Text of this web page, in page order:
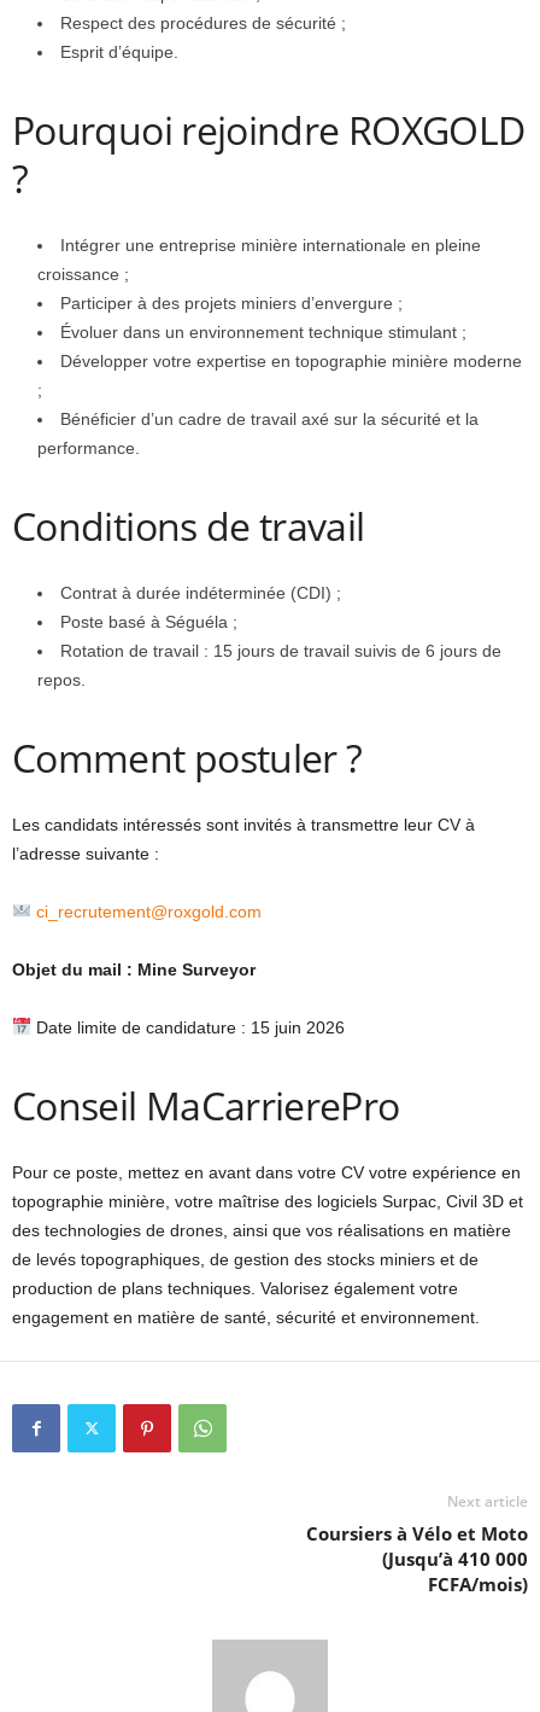
Respect des procédures de sécurité ;
Esprit d’équipe.
Pourquoi rejoindre ROXGOLD
?
Intégrer une entreprise minière internationale en pleine
croissance ;
Participer à des projets miniers d’envergure ;
Évoluer dans un environnement technique stimulant ;
Développer votre expertise en topographie minière moderne
;
Bénéficier d’un cadre de travail axé sur la sécurité et la
performance.
Conditions de travail
Contrat à durée indéterminée (CDI) ;
Poste basé à Séguéla ;
Rotation de travail : 15 jours de travail suivis de 6 jours de
repos.
Comment postuler ?
Les candidats intéressés sont invités à transmettre leur CV à
l’adresse suivante :
ci_recrutement@roxgold.com
Objet du mail : Mine Surveyor
Date limite de candidature : 15 juin 2026
Conseil MaCarrierePro
Pour ce poste, mettez en avant dans votre CV votre expérience en
topographie minière, votre maîtrise des logiciels Surpac, Civil 3D et
des technologies de drones, ainsi que vos réalisations en matière
de levés topographiques, de gestion des stocks miniers et de
production de plans techniques. Valorisez également votre
engagement en matière de santé, sécurité et environnement.
Next article
Coursiers à Vélo et Moto
(Jusqu’à 410 000
FCFA/mois)